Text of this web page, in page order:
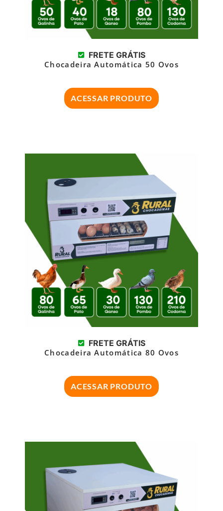
FRETE GRÁTIS
Chocadeira Automática 50 Ovos
ACESSAR PRODUTO
FRETE GRÁTIS
Chocadeira Automática 80 Ovos
ACESSAR PRODUTO